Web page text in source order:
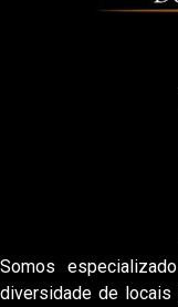
Somos
diversidade de locais